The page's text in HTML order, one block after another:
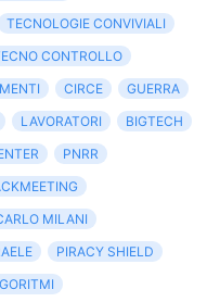
TECNOLOGIE CONVIVIALI
CONTROLLO
CIRCE
GUERRA
LAVORATORI
BIGTECH
PNRR
MILANI
PIRACY SHIELD